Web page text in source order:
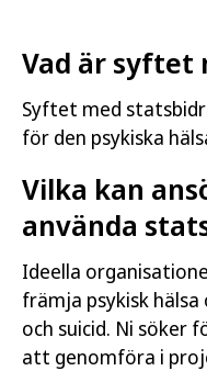
Vad är syftet
Syftet med
för den psykiska
Vilka kan
använda
Ideella
främja psykisk
och suicid. Ni söker
att genomföra i